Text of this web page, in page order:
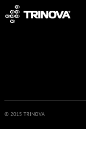
© 2015 TRINOVA